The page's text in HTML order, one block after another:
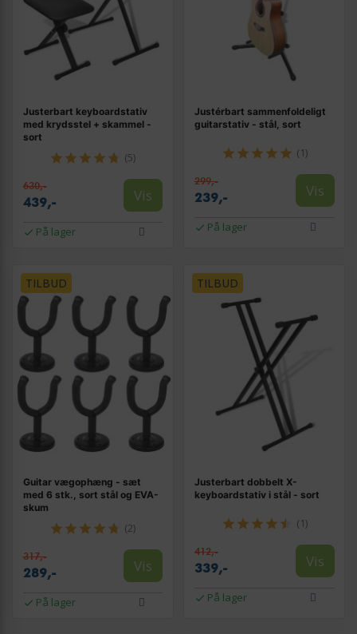
Justerbart keyboardstativ
med krydsstel + skammel -
sort
(5)
630,-
439,- Vis
På lager
Justérbart sammenfoldeligt
guitarstativ - stål, sort
(1)
299,-
239,- Vis
På lager
TILBUD
Guitar vægophæng - sæt
med 6 stk., sort stål og EVA-
skum
(2)
317,-
289,- Vis
På lager
TILBUD
Justerbart dobbelt X-
keyboardstativ i stål - sort
(1)
412,-
339,- Vis
På lager